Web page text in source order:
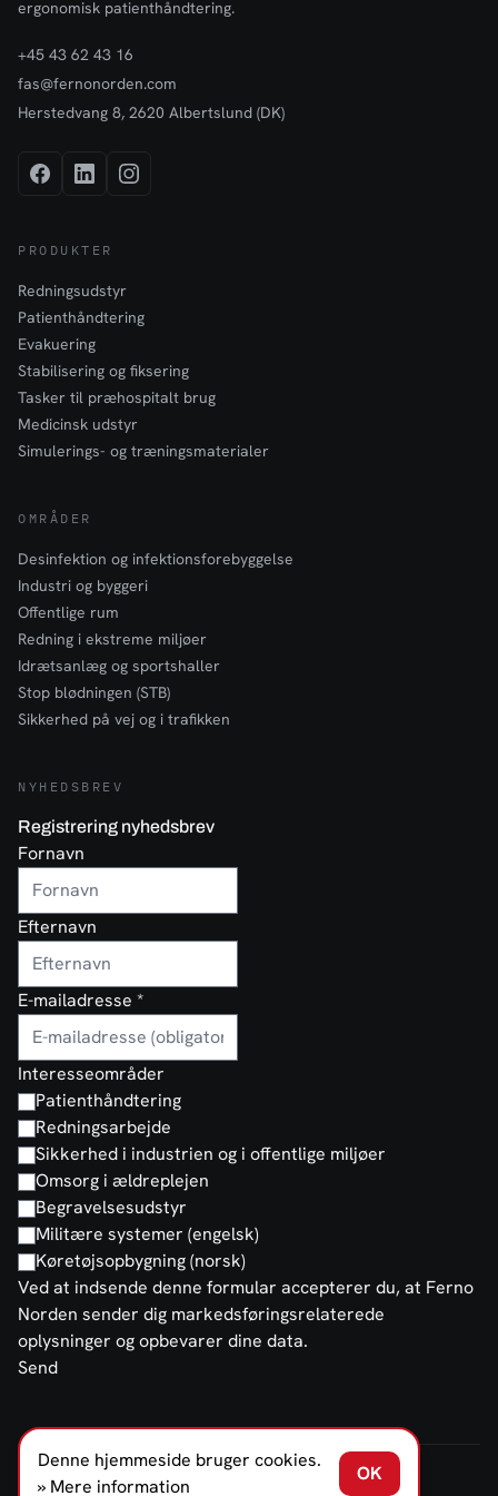
ergonomisk patienthåndtering.
+45 43 62 43 16
fas@fernonorden.com
Herstedvang 8, 2620 Albertslund (DK)
PRODUKTER
Redningsudstyr
Patienthåndtering
Evakuering
Stabilisering og fiksering
Tasker til præhospitalt brug
Medicinsk udstyr
Simulerings- og træningsmaterialer
OMRÅDER
Desinfektion og infektionsforebyggelse
Industri og byggeri
Offentlige rum
Redning i ekstreme miljøer
Idrætsanlæg og sportshaller
Stop blødningen (STB)
Sikkerhed på vej og i trafikken
NYHEDSBREV
Registrering nyhedsbrev
Fornavn
Efternavn
E-mailadresse *
Interesseområder
Patienthåndtering
Redningsarbejde
Sikkerhed i industrien og i offentlige miljøer
Omsorg i ældreplejen
Begravelsesudstyr
Militære systemer (engelsk)
Køretøjsopbygning (norsk)
Ved at indsende denne formular accepterer du, at Ferno
Norden sender dig markedsføringsrelaterede
oplysninger og opbevarer dine data.
Send
FERNO NORDEN DENMARK A/S © 2026
Denne hjemmeside bruger cookies.
» Mere information
OK